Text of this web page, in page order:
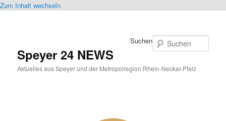
Zum Inhalt wechseln
Speyer 24 NEWS
Aktuelles aus Speyer und der Metropolregion Rhein-Neckar-Pfalz
Suchen